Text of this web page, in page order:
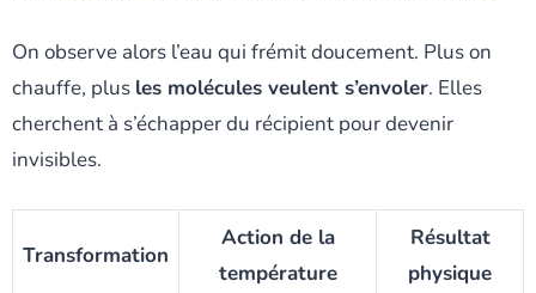
On observe alors l’eau qui frémit doucement. Plus on
chauffe, plus les molécules veulent s’envoler. Elles
cherchent à s’échapper du récipient pour devenir
invisibles.
Transformation
Action de la
température
Résultat
physique